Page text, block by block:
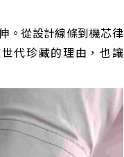
。從設計線條到機芯律
代珍藏的理由，也讓